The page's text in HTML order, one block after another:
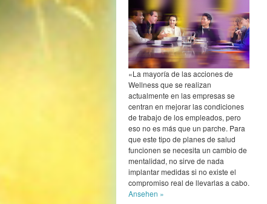
«La mayoría de las acciones de
Wellness que se realizan
actualmente en las empresas se
centran en mejorar las condiciones
de trabajo de los empleados, pero
eso no es más que un parche. Para
que este tipo de planes de salud
funcionen se necesita un cambio de
mentalidad, no sirve de nada
implantar medidas si no existe el
compromiso real de llevarlas a cabo.
Ansehen »